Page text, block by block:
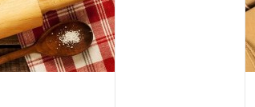
в течение 14 дней. Пищевые